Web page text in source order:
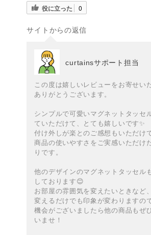
役に立った 0
サイトからの返信
curtainsサポート担当
この度は嬉しいレビューをお寄せい
ありがとうございます。
シンプルで可愛いマグネットタッセ
ていただけて、とても嬉しいです✨️
付け外しが楽とのご感想もいただけ
商品の使いやすさをご実感いただけ
りです。
他のデザインのマグネットタッセル
しております😊
お部屋の雰囲気を変えたいときなど
変えるだけでも印象が変わりますので
機会がございましたら他の商品もぜ
いませ！